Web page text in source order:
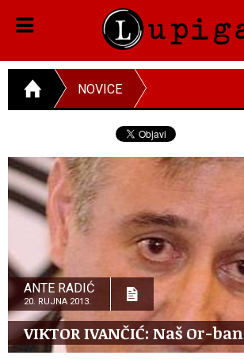
NOVICE
ANTE RADIĆ
20. RUJNA 2013.
VIKTOR IVANČIĆ: Naš Or-ban